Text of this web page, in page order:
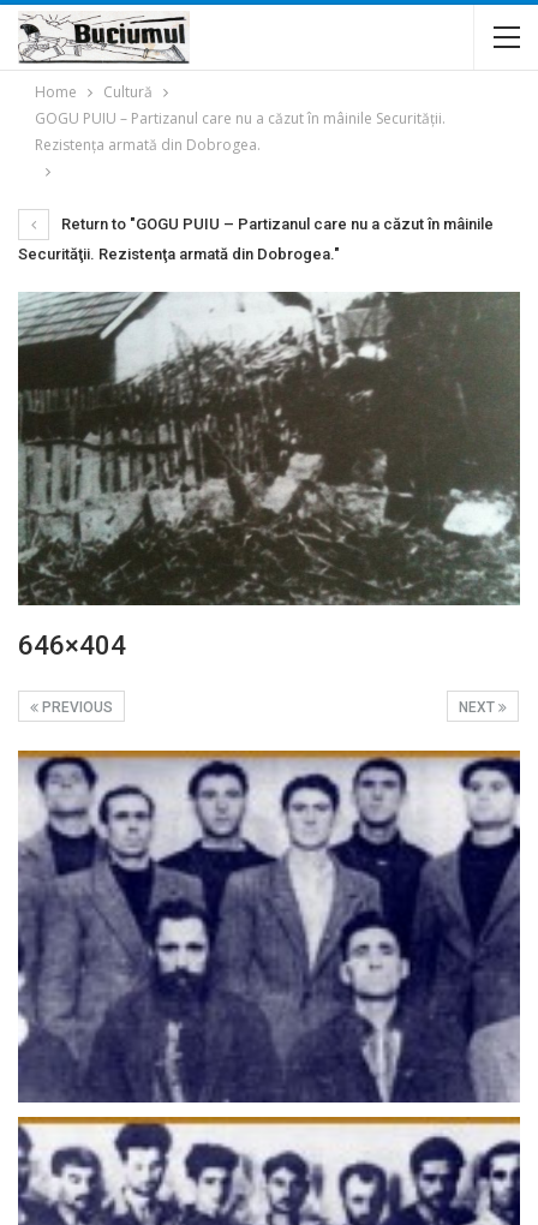
Home
Cultură
GOGU PUIU – Partizanul care nu a căzut în mâinile Securităţii.
Rezistenţa armată din Dobrogea.
Return to "GOGU PUIU – Partizanul care nu a căzut în mâinile
Securităţii. Rezistenţa armată din Dobrogea."
646×404
NEXT
PREVIOUS